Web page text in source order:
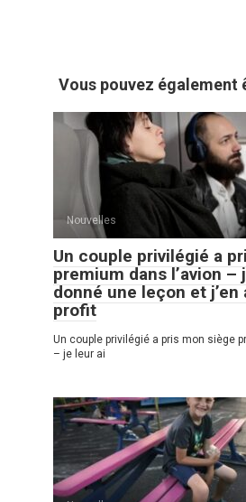
Vous pouvez également
Nouvelles
Un couple privilégié a
premium dans l’avion –
donné une leçon et j’en
profit
Un couple privilégié a pris mon siège
– je leur ai